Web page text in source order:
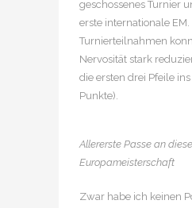
geschossenes Turnier
erste internationale
Turnierteilnahmen
Nervosität stark
die ersten drei Pfeile ins
Punkte).
Allererste Passe an
Europameisterschaft
Zwar habe ich keinen